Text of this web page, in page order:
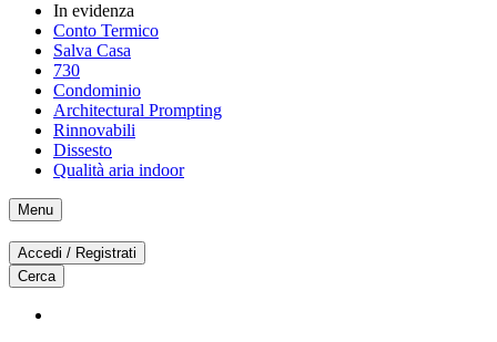
In evidenza
Conto Termico
Salva Casa
730
Condominio
Architectural Prompting
Rinnovabili
Dissesto
Qualità aria indoor
Menu
Accedi / Registrati
Cerca